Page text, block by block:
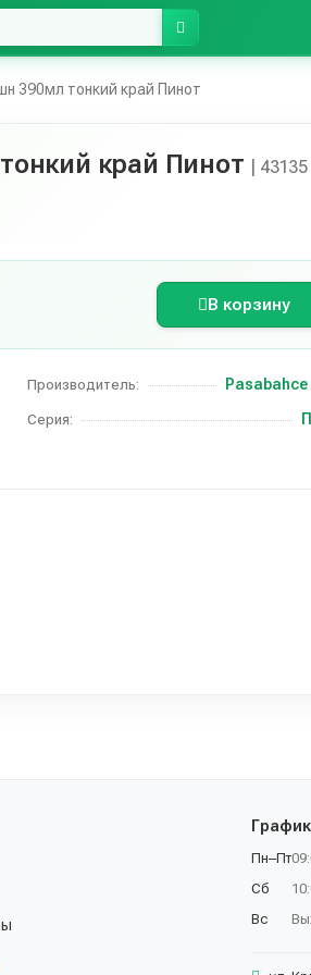
390мл тонкий край Пинот
край Пинот | 43135
В корзину
Производитель:
Серия:
Пн–Пт
Сб
Вс